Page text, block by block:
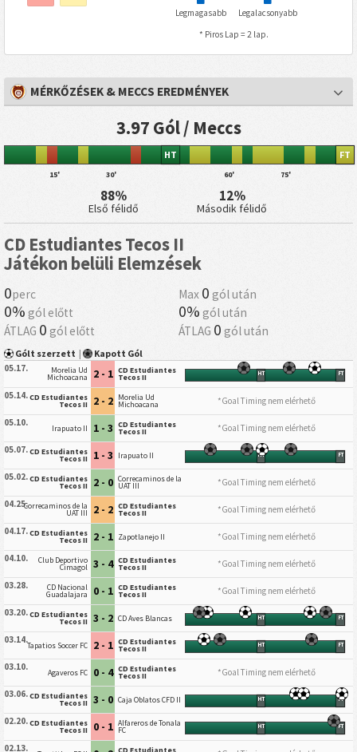
Legmagasabb
Legalacsonyabb
* Piros Lap = 2 lap.
MÉRKŐZÉSEK & MECCS EREDMÉNYEK
3.97 Gól / Meccs
15' 30'
HT
60' 75'
FT
88%
Első félidő
12%
Második félidő
CD Estudiantes Tecos II
Játékon belüli Elemzések
0perc Max 0 gól után
0% gól előtt 0% gól után
ÁTLAG 0 gól előtt ÁTLAG 0 gól után
Gólt szerzett | Kapott Gól
05.17. Morelia Ud
Michoacana 2 - 1 CD Estudiantes
Tecos II HT FT
05.14.CD Estudiantes
Tecos II 2 - 2 Morelia Ud
Michoacana
*Goal Timing nem elérhető
05.10.
Irapuato II 1 - 3 CD Estudiantes
Tecos II
*Goal Timing nem elérhető
05.07.CD Estudiantes
Tecos II 1 - 3 Irapuato II HT FT
05.02.CD Estudiantes
Tecos II 2 - 0 Correcaminos de la
UAT III
*Goal Timing nem elérhető
04.25.Correcaminos de la
UAT III 2 - 2 CD Estudiantes
Tecos II
*Goal Timing nem elérhető
04.17.CD Estudiantes
Tecos II 2 - 1 Zapotlanejo II
*Goal Timing nem elérhető
04.10.
Club Deportivo
Cimagol 3 - 4 CD Estudiantes
Tecos II
*Goal Timing nem elérhető
03.28.
CD Nacional
Guadalajara 0 - 1 CD Estudiantes
Tecos II
*Goal Timing nem elérhető
03.20.CD Estudiantes
Tecos II 3 - 2 CD Aves Blancas HT FT
03.14.Tapatios Soccer FC 2 - 1 CD Estudiantes
Tecos II HT FT
03.10. Agaveros FC 0 - 4 CD Estudiantes
Tecos II
*Goal Timing nem elérhető
03.06.CD Estudiantes
Tecos II 3 - 0 Caja Oblatos CFD II HT FT
02.20.CD Estudiantes
Tecos II 0 - 1 Alfareros de Tonala
FC HT FT
02.13.